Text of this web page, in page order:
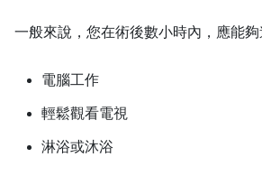
一般來說，您在術後數小時內，應能夠
電腦工作
輕鬆觀看電視
淋浴或沐浴